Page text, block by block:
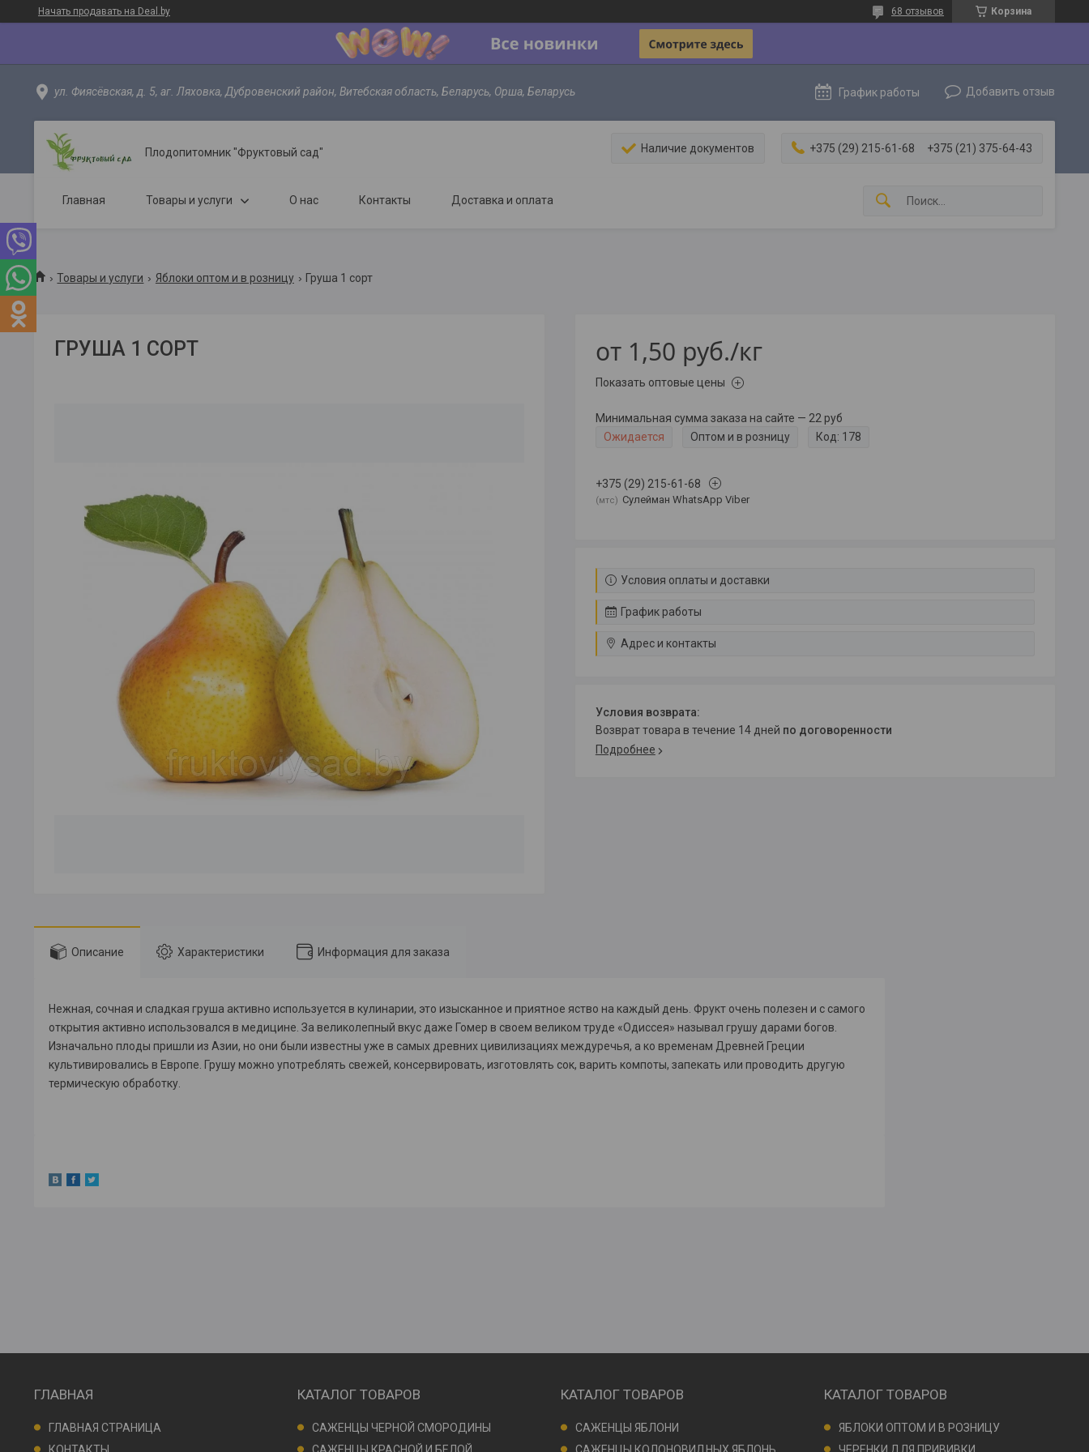
Начать продавать на Deal.by Корзина
68 отзывов
ул. Фиясёвская, д. 5, аг. Ляховка, Дубровенский район, Витебская область, Беларусь, Орша, Беларусь График работы Добавить отзыв
Плодопитомник "Фруктовый сад" Наличие документов +375 (29) 215-61-68 +375 (21) 375-64-43
Главная Товары и услуги О нас Контакты Доставка и оплата
Товары и услуги Яблоки оптом и в розницу Груша 1 сорт
ГРУША 1 СОРТ от 1,50 руб./кг
Показать оптовые цены
Минимальная сумма заказа на сайте — 22 руб
Ожидается
Оптом и в розницу Код: 178
+375 (29) 215-61-68
мтс Сулейман WhatsApp Viber
Условия оплаты и доставки
График работы
Адрес и контакты
возврат товара в течение 14 дней по договоренности
Подробнее
Описание Характеристики Информация для заказа
Нежная, сочная и сладкая груша активно используется в кулинарии, это изысканное и приятное яство на каждый день. Фрукт очень полезен и с самого
открытия активно использовался в медицине. За великолепный вкус даже Гомер в своем великом труде «Одиссея» называл грушу дарами богов.
Изначально плоды пришли из Азии, но они были известны уже в самых древних цивилизациях междуречья, а ко временам Древней Греции
культивировались в Европе. Грушу можно употреблять свежей, консервировать, изготовлять сок, варить компоты, запекать или проводить другую
термическую обработку.
ГЛАВНАЯ
ГЛАВНАЯ СТРАНИЦА
КАТАЛОГ ТОВАРОВ
САЖЕНЦЫ ЧЕРНОЙ СМОРОДИНЫ
КАТАЛОГ ТОВАРОВ
САЖЕНЦЫ ЯБЛОНИ
КАТАЛОГ ТОВАРОВ
ЯБЛОКИ ОПТОМ И В РОЗНИЦУ